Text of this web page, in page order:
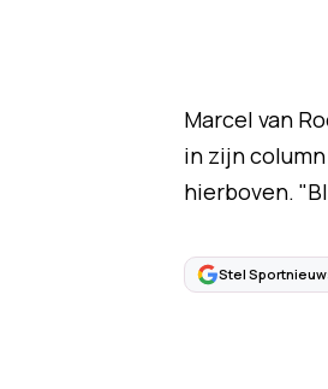
Marcel van
in zijn
hierboven.
Stel